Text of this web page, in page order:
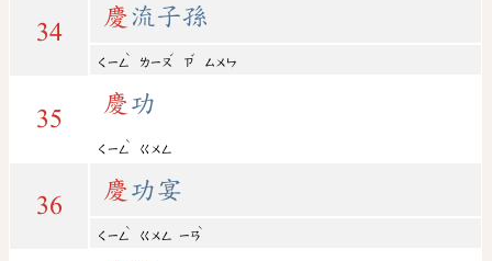
34
慶流子孫
ㄑㄧㄥ
ˋ
ㄌㄧㄡ
ˊ
ㄗ
ˇ
ㄙㄨㄣ
35
慶功
ㄑㄧㄥ
ˋ
ㄍㄨㄥ
36
慶功宴
ㄑㄧㄥ
ˋ
ㄍㄨㄥ ㄧㄢ
ˋ